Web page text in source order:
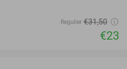
Regulier €31,50
€23